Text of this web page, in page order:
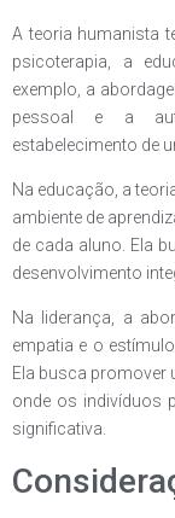
A teoria humanista
psicoterapia, a
exemplo, a
pessoal e a
estabelecimento de
Na educação, a
ambiente de
de cada aluno. Ela
desenvolvimento
Na liderança, a
empatia e o
Ela busca promover
onde os indivíduos
significativa.